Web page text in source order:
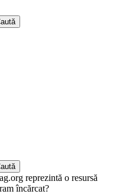
reprezintă o resursă
încărcat?